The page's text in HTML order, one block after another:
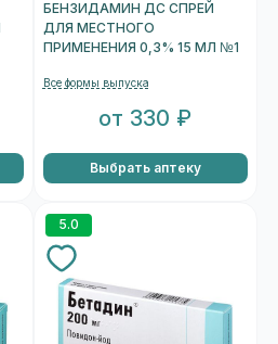
БЕНЗИДАМИН ДС СПРЕЙ
ДЛЯ МЕСТНОГО
ПРИМЕНЕНИЯ 0,3% 15 МЛ №1
Все формы выпуска
от 330 ₽
Выбрать аптеку
5.0